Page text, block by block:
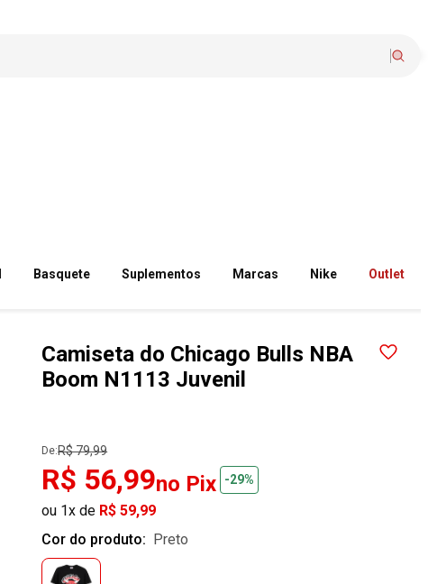
Basquete Suplementos Marcas Nike Outlet
Camiseta do Chicago Bulls NBA
Boom N1113 Juvenil
De:R$ 79,99
R$ 56,99no Pix -29%
ou 1x de R$ 59,99
Cor do produto:
preto